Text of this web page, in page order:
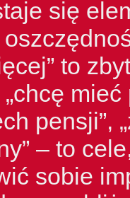
się
to
pensji”,
– to
sobie